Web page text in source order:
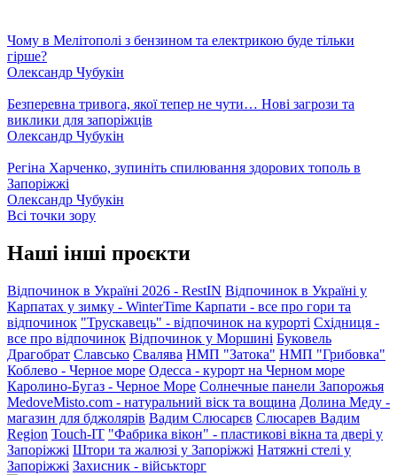
Чому в Мелітополі з бензином та електрикою буде тільки
гірше?
Олександр Чубукін
Безперевна тривога, якої тепер не чути… Нові загрози та
виклики для запоріжців
Олександр Чубукін
Регіна Харченко, зупиніть спилювання здорових тополь в
Запоріжжі
Олександр Чубукін
Всі точки зору
Наші інші проєкти
Відпочинок в Україні 2026 - RestIN Відпочинок в Україні у
Карпатах у зимку - WinterTime Карпати - все про гори та
відпочинок "Трускавець" - відпочинок на курорті Східниця -
все про відпочинок Відпочинок у Моршині Буковель
Драгобрат Славсько Свалява НМП "Затока" НМП "Грибовка"
Коблево - Черное море Одесса - курорт на Черном море
Каролино-Бугаз - Черное Море Солнечные панели Запорожья
MedoveMisto.com - натуральний віск та вощина Долина Меду -
магазин для бджолярів Вадим Слюсарєв Слюсарев Вадим
Region Touch-IT "Фабрика вікон" - пластикові вікна та двері у
Запоріжжі Штори та жалюзі у Запоріжжі Натяжні стелі у
Запоріжжі Захисник - військторг